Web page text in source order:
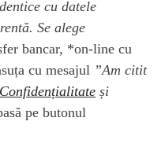
cu datele
Se alege
bancar, *on-line cu
cu mesajul ”Am citit
și
pe butonul